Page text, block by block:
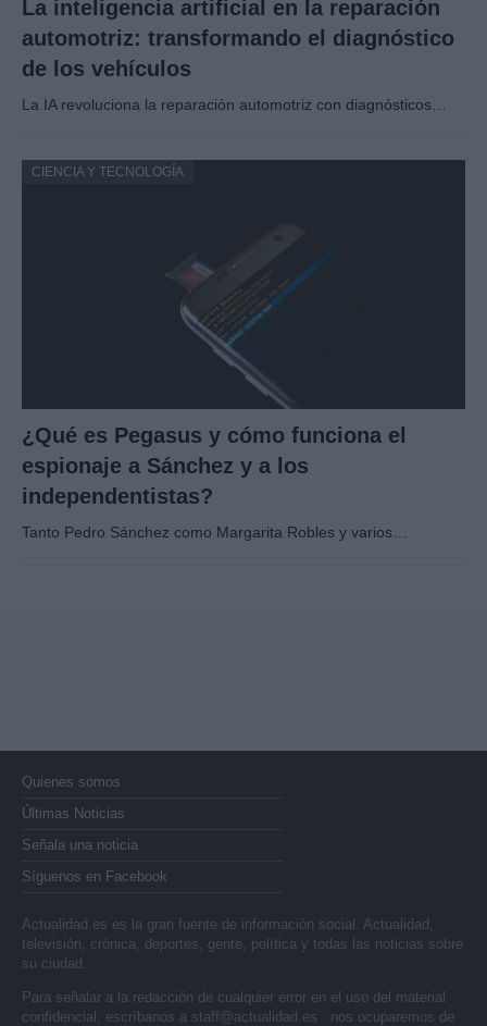
La inteligencia artificial en la reparación
automotriz: transformando el diagnóstico
de los vehículos
La IA revoluciona la reparación automotriz con diagnósticos…
CIENCIA Y TECNOLOGÍA
¿Qué es Pegasus y cómo funciona el
espionaje a Sánchez y a los
independentistas?
Tanto Pedro Sánchez como Margarita Robles y varios…
Quienes somos
Últimas Noticias
Señala una noticia
Síguenos en Facebook
Actualidad.es es la gran fuente de información social. Actualidad,
televisión, crónica, deportes, gente, política y todas las noticias sobre
su ciudad.
Para señalar a la redacción de cualquier error en el uso del material
confidencial, escríbanos a staff@actualidad.es : nos ocuparemos de